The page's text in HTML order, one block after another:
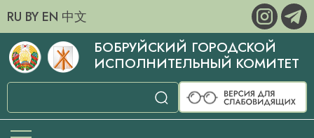
RU BY EN 中文
БОБРУЙСКИЙ ГОРОДСКОЙ
ИСПОЛНИТЕЛЬНЫЙ КОМИТЕТ